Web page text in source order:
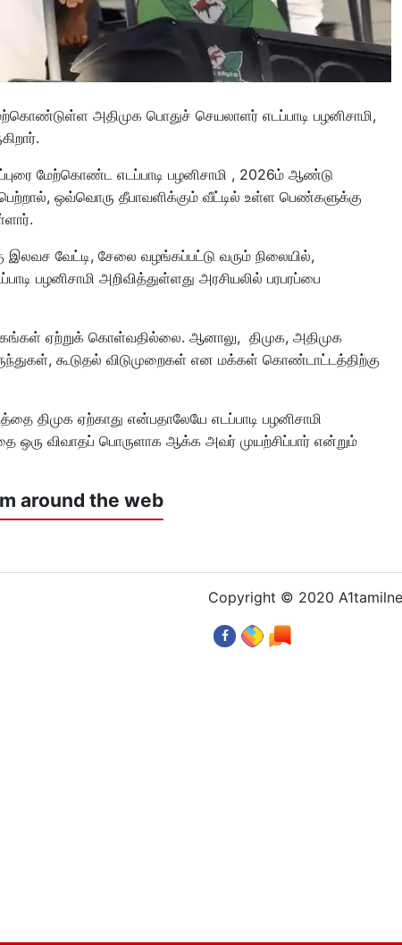
அதிமுக பொதுச் செயலாளர் எடப்பாடி பழனிசாமி,
மேற்கொண்ட எடப்பாடி பழனிசாமி , 2026ம் ஆண்டு
ஒவ்வொரு தீபாவளிக்கும் வீட்டில் உள்ள பெண்களுக்கு
இலவச வேட்டி, சேலை வழங்கப்பட்டு வரும் நிலையில்,
பழனிசாமி அறிவித்துள்ளது அரசியலில் பரபரப்பை
ஏற்றுக் கொள்வதில்லை. ஆனாலு, திமுக, அதிமுக
கூடுதல் விடுமுறைகள் என மக்கள் கொண்டாட்டத்திற்கு
திமுக ஏற்காது என்பதாலேயே எடப்பாடி பழனிசாமி
ஒரு விவாதப் பொருளாக ஆக்க அவர் முயற்சிப்பார் என்றும்
around the web
Copyright © 2020